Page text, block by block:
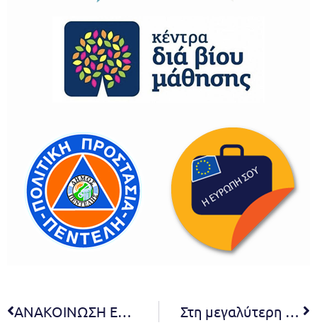
ΑΝΑΚΟΙΝΩΣΗ ΕΠΑΝΑΠΡΟΚΗΡΥΞΗ ΓΙΑ ΤΗΝ ΠΡΟΣΛΗΨΗ ΙΔΟΧ ΠΡΟΣΩΠΙΚΟΥ ΠΕΝΤΕ (5) ΑΤΟΜΩΝ ΓΙΑ ΤΗΝ ΚΑΛΥΨΗ ΤΩΝ ΑΝΑΓΚΩΝ ΠΥΡΑΣΦΑΛΕΙΑΣ ΔΗΜΟΥ ΠΕΝΤΕΛΗΣ Στη μεγαλύτερη έκθεση για το περιβάλλον “Attica Green Expo” ο Δήμος Πεντέλης